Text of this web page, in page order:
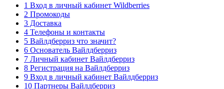
1 Вход в личный кабинет Wildberries
2 Промокоды
3 Доставка
4 Телефоны и контакты
5 Вайлдберриз что значит?
6 Основатель Вайлдберриз
7 Личный кабинет Вайлдберриз
8 Регистрация на Вайлдберриз
9 Вход в личный кабинет Вайлдберриз
10 Партнеры Вайлдберриз